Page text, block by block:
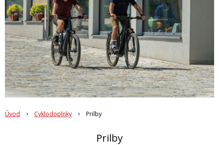
Úvod Cyklodoplnky Prilby
Prilby